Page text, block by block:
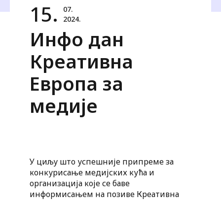
15.
07.
2024.
Инфо дан
Креативна
Европа за
медије
У циљу што успешније припреме за
конкурисање медијских кућа и
организација које се баве
информисањем на позиве Креативна